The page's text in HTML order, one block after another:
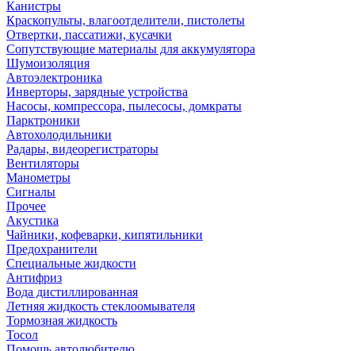
Канистры
Краскопульты, влагоотделители, пистолеты
Отвертки, пассатижи, кусачки
Сопутствующие материалы для аккумулятора
Шумоизоляция
Автоэлектроника
Инверторы, зарядные устройства
Насосы, компрессора, пылесосы, домкраты
Парктроники
Автохолодильники
Радары, видеорегистраторы
Вентиляторы
Манометры
Сигналы
Прочее
Акустика
Чайники, кофеварки, кипятильники
Предохранители
Специальные жидкости
Антифриз
Вода дистиллированная
Летняя жидкость стеклоомывателя
Тормозная жидкость
Тосол